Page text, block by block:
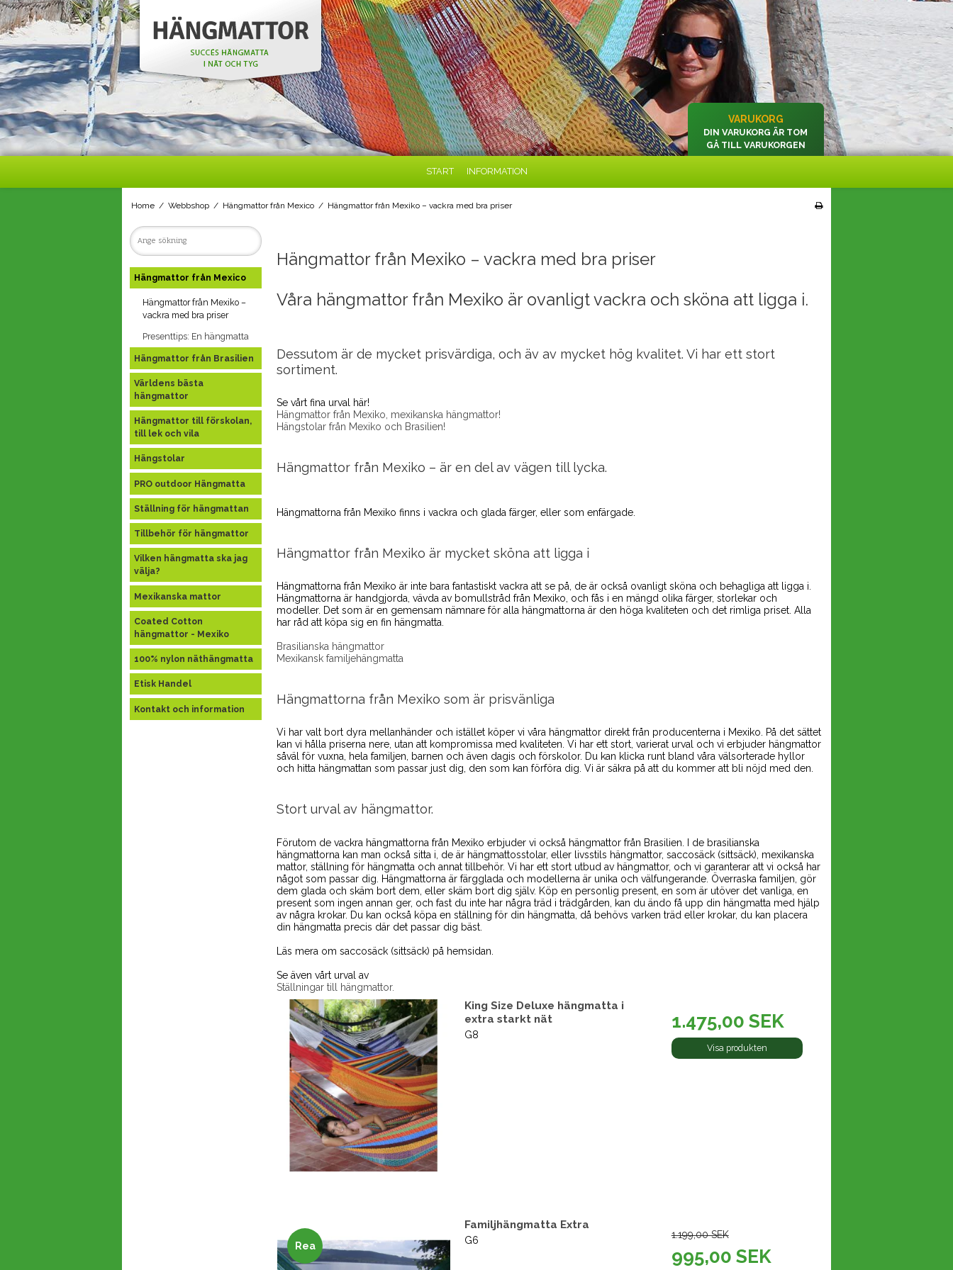
VARUKORG
DIN VARUKORG ÄR TOM
GÅ TILL VARUKORGEN
START INFORMATION
Home / Webbshop / Hängmattor från Mexico / Hängmattor från Mexiko – vackra med bra priser
Hängmattor från Mexico
Hängmattor från Mexiko –
vackra med bra priser
Presenttips: En hängmatta
Hängmattor från Brasilien
Världens bästa
hängmattor
Hängmattor till förskolan,
till lek och vila
Hängstolar
PRO outdoor Hängmatta
Ställning för hängmattan
Tillbehör för hängmattor
Vilken hängmatta ska jag
välja?
Mexikanska mattor
Coated Cotton
hängmattor - Mexiko
100% nylon näthängmatta
Etisk Handel
Kontakt och information
Hängmattor från Mexiko – vackra med bra priser
Våra hängmattor från Mexiko är ovanligt vackra och sköna att ligga i.
Dessutom är de mycket prisvärdiga, och äv av mycket hög kvalitet. Vi har ett stort
sortiment.
Se vårt fina urval här!
Hängmattor från Mexiko, mexikanska hängmattor!
Hängstolar från Mexiko och Brasilien!
Hängmattor från Mexiko – är en del av vägen till lycka.
Hängmattorna från Mexiko finns i vackra och glada färger, eller som enfärgade.
Hängmattor från Mexiko är mycket sköna att ligga i
Hängmattorna från Mexiko är inte bara fantastiskt vackra att se på, de är också ovanligt sköna och behagliga att ligga i.
Hängmattorna är handgjorda, vävda av bomullstråd från Mexiko, och fås i en mängd olika färger, storlekar och
modeller. Det som är en gemensam nämnare för alla hängmattorna är den höga kvaliteten och det rimliga priset. Alla
har råd att köpa sig en fin hängmatta.
Brasilianska hängmattor
Mexikansk familjehängmatta
Hängmattorna från Mexiko som är prisvänliga
Vi har valt bort dyra mellanhänder och istället köper vi våra hängmattor direkt från producenterna i Mexiko. På det sättet
kan vi hålla priserna nere, utan att kompromissa med kvaliteten. Vi har ett stort, varierat urval och vi erbjuder hängmattor
såväl för vuxna, hela familjen, barnen och även dagis och förskolor. Du kan klicka runt bland våra välsorterade hyllor
och hitta hängmattan som passar just dig, den som kan förföra dig. Vi är säkra på att du kommer att bli nöjd med den.
Stort urval av hängmattor.
Förutom de vackra hängmattorna från Mexiko erbjuder vi också hängmattor från Brasilien. I de brasilianska
hängmattorna kan man också sitta i, de är hängmattosstolar, eller livsstils hängmattor, saccosäck (sittsäck), mexikanska
mattor, ställning för hängmatta och annat tillbehör. Vi har ett stort utbud av hängmattor, och vi garanterar att vi också har
något som passar dig. Hängmattorna är färgglada och modellerna är unika och välfungerande. Överraska familjen, gör
dem glada och skäm bort dem, eller skäm bort dig själv. Köp en personlig present, en som är utöver det vanliga, en
present som ingen annan ger, och fast du inte har några träd i trädgården, kan du ändo få upp din hängmatta med hjälp
av några krokar. Du kan också köpa en ställning för din hängmatta, då behövs varken träd eller krokar, du kan placera
din hängmatta precis där det passar dig bäst.
Läs mera om saccosäck (sittsäck) på hemsidan.
Se även vårt urval av
Ställningar till hängmattor.
King Size Deluxe hängmatta i
extra starkt nät
G8
1.475,00 SEK
Visa produkten
Rea
Familjhängmatta Extra
G6 1.199,00 SEK
995,00 SEK